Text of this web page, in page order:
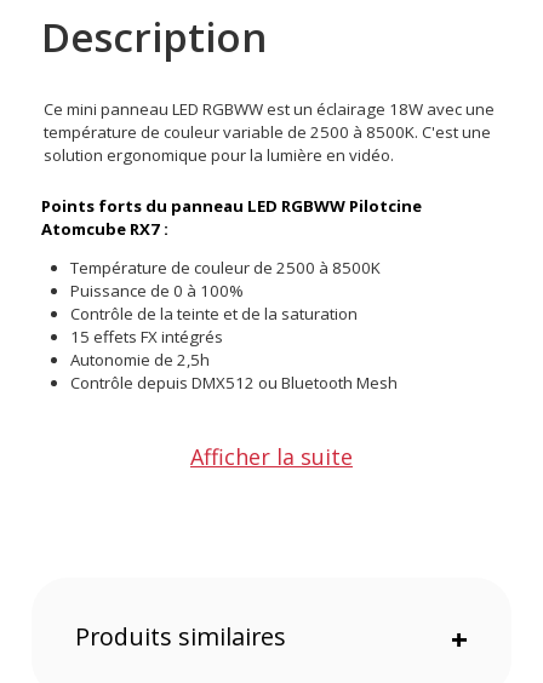
Description
Ce mini panneau LED RGBWW est un éclairage 18W avec une
température de couleur variable de 2500 à 8500K. C'est une
solution ergonomique pour la lumière en vidéo.
Points forts du panneau LED RGBWW Pilotcine
Atomcube RX7 :
Température de couleur de 2500 à 8500K
Puissance de 0 à 100%
Contrôle de la teinte et de la saturation
15 effets FX intégrés
Autonomie de 2,5h
Contrôle depuis DMX512 ou Bluetooth Mesh
Afficher la suite
Produits similaires +